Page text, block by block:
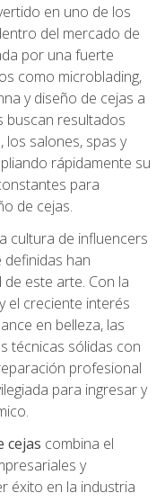
en uno de los
del mercado de
por una fuerte
como microblading,
y diseño de cejas a
buscan resultados
los salones, spas y
rápidamente su
para
de cejas.
cultura de influencers
han
este arte. Con la
el creciente interés
en belleza, las
técnicas sólidas con
profesional
para ingresar y
cejas combina el
y
éxito en la industria